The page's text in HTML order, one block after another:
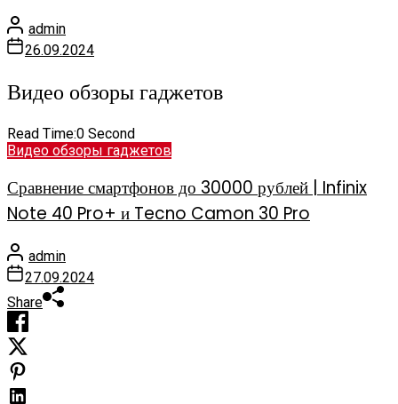
admin
26.09.2024
Видео обзоры гаджетов
Read Time:0 Second
Видео обзоры гаджетов
Сравнение смартфонов до 30000 рублей | Infinix
Note 40 Pro+ и Tecno Camon 30 Pro
admin
27.09.2024
Share